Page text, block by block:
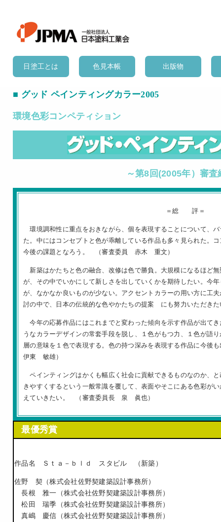
日塗工とは 色見本帳 出版物
■ グッド ペインティングカラー2005
環境色彩コンペティション
～第8 回(2005年）審査
＝総 評＝
環境調和性に重点をおきながら、個を表現することについて、
た。中にはコンセプトと色が乖離している作品も多々見られた。
今後の課題となろう。 （審査委員 赤木 重文）
新築はかたちと色の融合、改修は色で勝負。大規模になるほど
が、その中でいかにして新しさを出していくかを期待したい。今
が、なかなか良いものが少ない。アクセントカラーの用い方に工
討の中で、日本の伝統的な色やかたちの提案 にも努力いただ
今年の応募作品にはこれまでと変わった傾向を示す作品が出て
うなカラーデザインの常套手段を脱し、１色がもつ力、１色が語
層の意味を１色で表現する。色の持つ深みを表現する作品に今
伊東 敏雄）
ペインティングはかくも幅広く社会に貢献できるものなのか、
きやすくするという一般常識を覆して、表面やそこにある色彩が
えていきたい。 （審査委員長 泉 眞也）
最優秀賞
作品名 Ｓｔａ－ｂｌｄ スタビル （新築）
佐野 契（株式会社佐野契建築設計事務所）
長根 雅一（株式会社佐野契建築設計事務所）
松田 瑞季（株式会社佐野契建築設計事務所）
真嶋 慶信（株式会社佐野契建築設計事務所）